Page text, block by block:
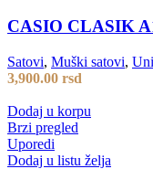
CASIO CLASIK
Satovi, Muški satovi,
3,900.00 rsd
Dodaj u korpu
Brzi pregled
Uporedi
Dodaj u listu želja